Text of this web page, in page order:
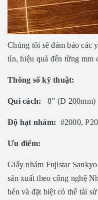
Chúng tôi sẽ đảm bảo các
tín, hiệu quả đến từng mm
Thông số kỹ thuật:
Qui cách: 8” (D 200mm)
Độ hạt nhám: #2000,
Ưu điểm:
Giấy nhám Fujistar Sankyo
sản xuất theo công nghệ
bén và đặt biệt có thể tái